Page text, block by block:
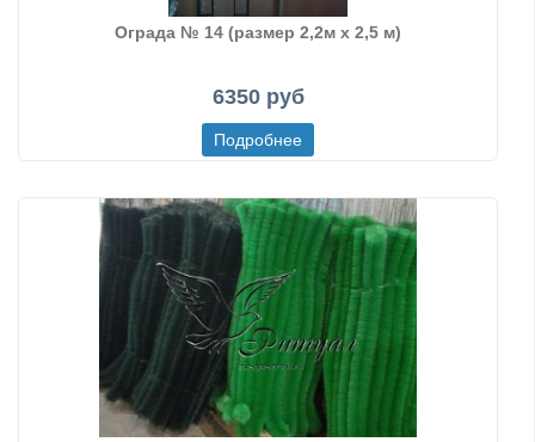
Ограда № 14 (размер 2,2м х 2,5 м)
6350 руб